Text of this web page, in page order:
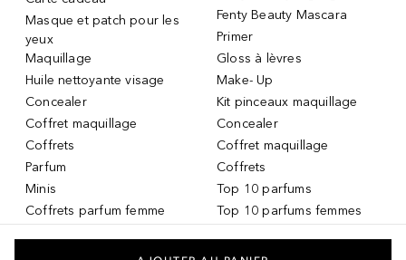
Masque et patch pour les
yeux
Maquillage
Huile nettoyante visage
Concealer
Coffret maquillage
Coffrets
Parfum
Minis
Coffrets parfum femme
Fenty Beauty Mascara
Primer
Gloss à lèvres
Make- Up
Kit pinceaux maquillage
Concealer
Coffret maquillage
Coffrets
Top 10 parfums
Top 10 parfums femmes
Services DOUGLAS